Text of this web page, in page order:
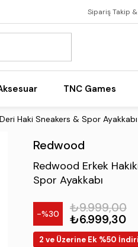
Sipariş Takip
TNC Games
Haki Sneakers & Spor Ayakkabı
Redwood
Redwood Erkek
Spor Ayakkabı
30
₺9.999,00
₺6.999,30
2 ve Üzerine Ek %50